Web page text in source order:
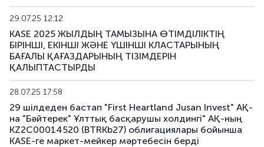
29.07.25 12:12
KASE 2025 ЖЫЛДЫҢ ТАМЫЗЫНА ӨТІМДІЛІКТІҢ
БІРІНШІ, ЕКІНШІ ЖӘНЕ ҮШІНШІ КЛАСТАРЫНЫҢ
БАҒАЛЫ ҚАҒАЗДАРЫНЫҢ ТІЗІМДЕРІН
ҚАЛЫПТАСТЫРДЫ
28.07.25 17:58
29 шілдеден бастап "First Heartland Jusan Invest" АҚ-
на "Бәйтерек" Ұлттық басқарушы холдингі" АҚ-ның
KZ2C00014520 (BTRKb27) облигациялары бойынша
KASE-ге маркет-мейкер мәртебесін берді